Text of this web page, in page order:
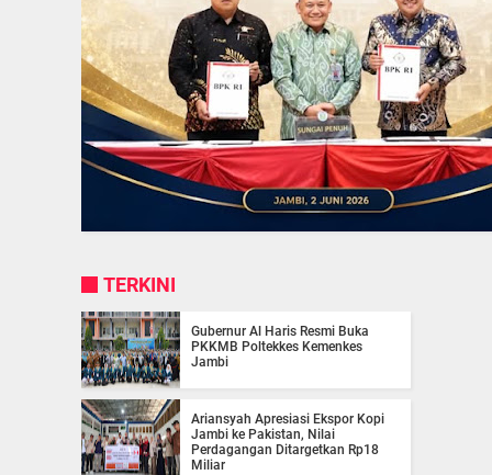
TERKINI
Gubernur Al Haris Resmi Buka
PKKMB Poltekkes Kemenkes
Jambi
Ariansyah Apresiasi Ekspor Kopi
Jambi ke Pakistan, Nilai
Perdagangan Ditargetkan Rp18
Miliar